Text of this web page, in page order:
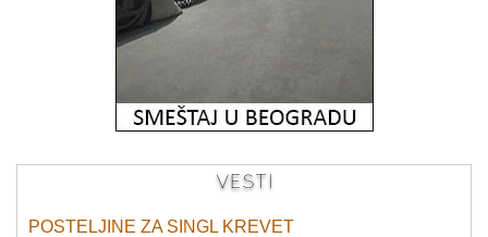
VESTI
POSTELJINE ZA SINGL KREVET